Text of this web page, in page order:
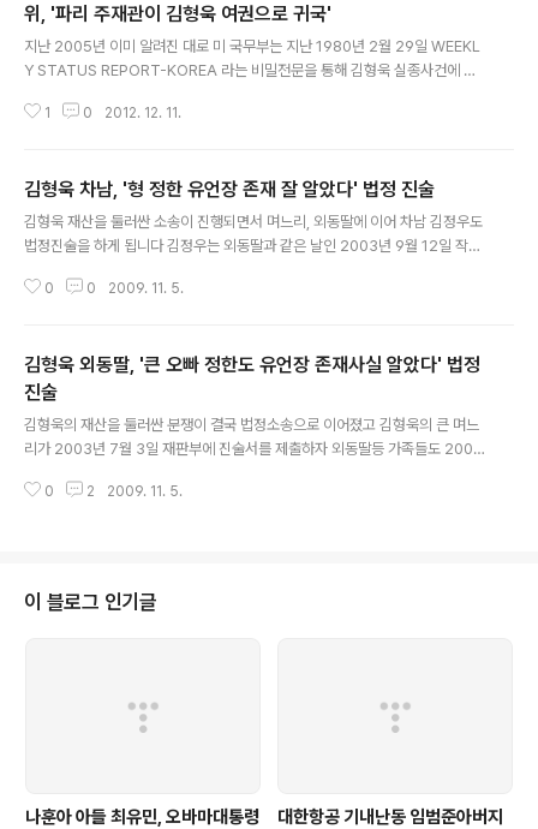
위, '파리 주재관이 김형욱 여권으로 귀국'
지난 2005년 이미 알려진 대로 미 국무부는 지난 1980년 2월 29일 WEEKL
Y STATUS REPORT-KOREA 라는 비밀전문을 통해 김형욱 실종사건에 대
서 서울주재 한국대사관으로 보낸 4장짜리 문건입니다 [아래 전문 사본 참조]
LY WONDERING ABOUT THE FATE OF FORMER KCIA DIRECTOR
KIM HYUNG WOOK, LAST SEEN IN A PARIS GAMBLING DEN ON
OCTOBER 9?. THE JAPAN..
1 0 2012. 12. 11.
김형욱 차남, '형 정한 유언장 존재 잘 알았다' 법정 진술
김형욱 재산을 둘러싼 소송이 진행되면서 며느리, 외동딸에 이어 차남 김정우도
법정진술을 하게 됩니다 김정우는 외동딸과 같은 날인 2003년 9월 12일 작성
무도 잘 알았으며 그동안 한번도 이의를 제가한 적이 없었다 등의 내용입니다
유언장 복사본 문제에 대해서도 김형욱 실종뒤 변호사가 두터운 종이뭉치를 나
눠 줘서 왜 이런 걸 주나 하며 의아해 했던 적이 있다고 주장했습니다 결국 형이
유언장 존재를 알지 못했다는 큰 며느리 주장은 잘못된 것이며 형이 유언장 내
용을 알았지만 재산에 대..
0 0 2009. 11. 5.
김형욱 외동딸, '큰 오빠 정한도 유언장 존재사실 알았다' 법정
진술
김형욱의 재산을 둘러싼 분쟁이 결국 법정소송으로 이어졌고 김형욱의 큰 며느
리가 2003년 7월 3일 재판부에 진술서를 제출하자 외동딸등 가족들도 2003
재사실을 몰라서 상속을 받지 못했는가' 하는 것이었습니다 결국 소송이 진행되
호하는 내용이었습니다 김형욱 재산분쟁 딸 진술 - 주된 내용은 이렇습니다 -1
979년 아버지 김형욱이 실종된 당시 나는 19살의 틴에이저로서 큰 충격을 받
0 2 2009. 11. 5.
이 블로그 인기글
나훈아 아들 최유민, 오바마대통령
대한항공 기내난동 임범준아버지